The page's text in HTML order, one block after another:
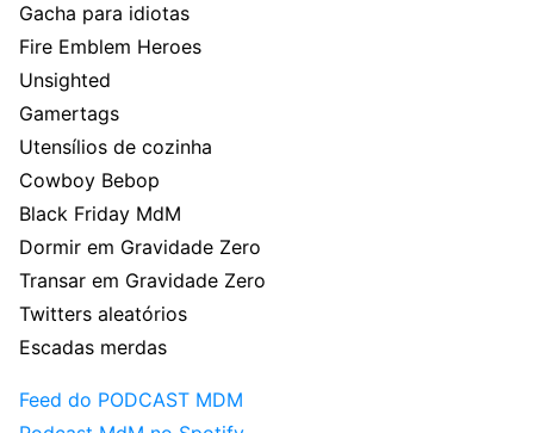
Gacha para idiotas
Fire Emblem Heroes
Unsighted
Gamertags
Utensílios de cozinha
Cowboy Bebop
Black Friday MdM
Dormir em Gravidade Zero
Transar em Gravidade Zero
Twitters aleatórios
Escadas merdas
Feed do PODCAST MDM